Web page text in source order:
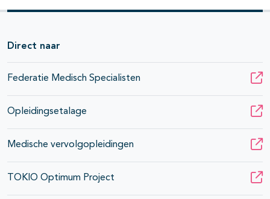
Direct naar
Federatie Medisch Specialisten
Opleidingsetalage
Medische vervolgopleidingen
TOKIO Optimum Project